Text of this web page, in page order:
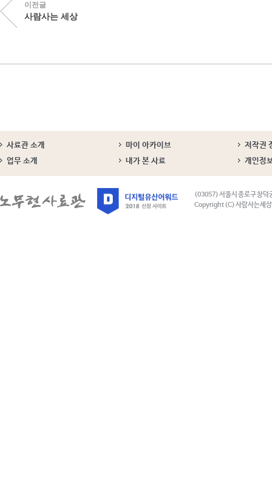
이전글
사람사는 세상
사료관 소개 마이 아카이브
저작권
업무 소개
내가 본 사료 개인정
(03057) 서울시 종로구 창덕
Copyright (C) 사람사는세